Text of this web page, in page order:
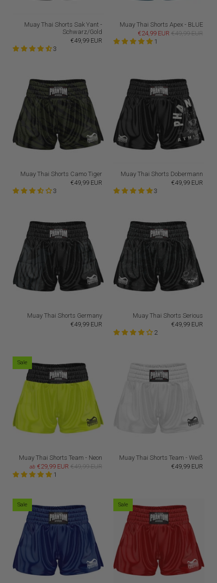
Muay Thai Shorts Sak Yant -
Schwarz/Gold
€49,99 EUR
3
Muay Thai Shorts Apex - BLUE
€24,99 EUR €49,99 EUR
1
Muay Thai Shorts Camo Tiger
€49,99 EUR
3
Muay Thai Shorts Dobermann
€49,99 EUR
3
Muay Thai Shorts Germany
€49,99 EUR
Muay Thai Shorts Serious
€49,99 EUR
2
Sale
Muay Thai Shorts Team - Neon
ab €29,99 EUR €49,99 EUR
1
Muay Thai Shorts Team - Weiß
€49,99 EUR
Sale Sale